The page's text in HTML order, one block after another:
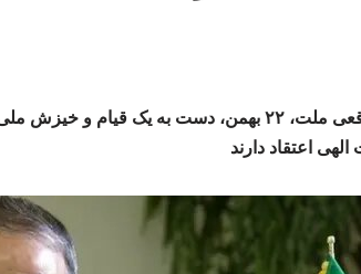
سردار جوانی: مردم به معنای واقعی ملت، ۲۲ بهمن، دست
اعتقاد دارند